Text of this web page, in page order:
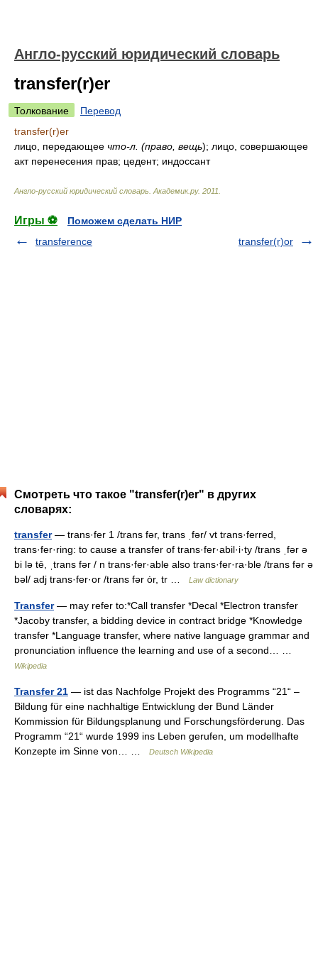
Англо-русский юридический словарь
transfer(r)er
Толкование
Перевод
transfer(r)er
лицо, передающее что-л. (право, вещь); лицо, совершающее
акт перенесения прав; цедент; индоссант
Англо-русский юридический словарь Академик.ру. 2011
Игры ⚽
Поможем сделать НИР
transference
transfer(r)or
Смотреть что такое "transfer(r)er" в других
словарях:
transfer— trans·fer 1 /trans fər, trans ˌfər/ vt trans·ferred,
trans·fer·ring: to cause a transfer of trans·fer·abil·i·ty /trans ˌfər ə
bi lə tē, ˌtrans fər / n trans·fer·able also trans·fer·ra·ble /trans fər ə
bəl/ adj trans·fer·or /trans fər ȯr, tr …
Law dictionary
Transfer— may refer to:*Call transfer *Decal *Electron transfer
*Jacoby transfer, a bidding device in contract bridge *Knowledge
transfer *Language transfer, where native language grammar and
pronunciation influence the learning and use of a second… …
Wikipedia
Transfer 21 — ist das Nachfolge Projekt des Programms “21“ –
Bildung für eine nachhaltige Entwicklung der Bund Länder
Kommission für Bildungsplanung und Forschungsförderung. Das
Programm “21“ wurde 1999 ins Leben gerufen, um modellhafte
Konzepte im Sinne von… …
Deutsch Wikipedia